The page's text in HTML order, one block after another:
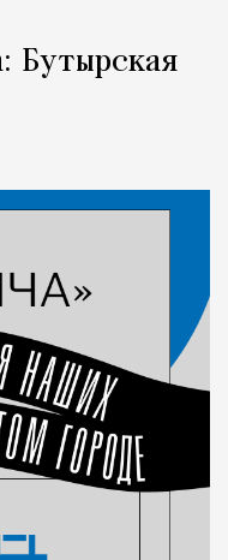
Бутырская